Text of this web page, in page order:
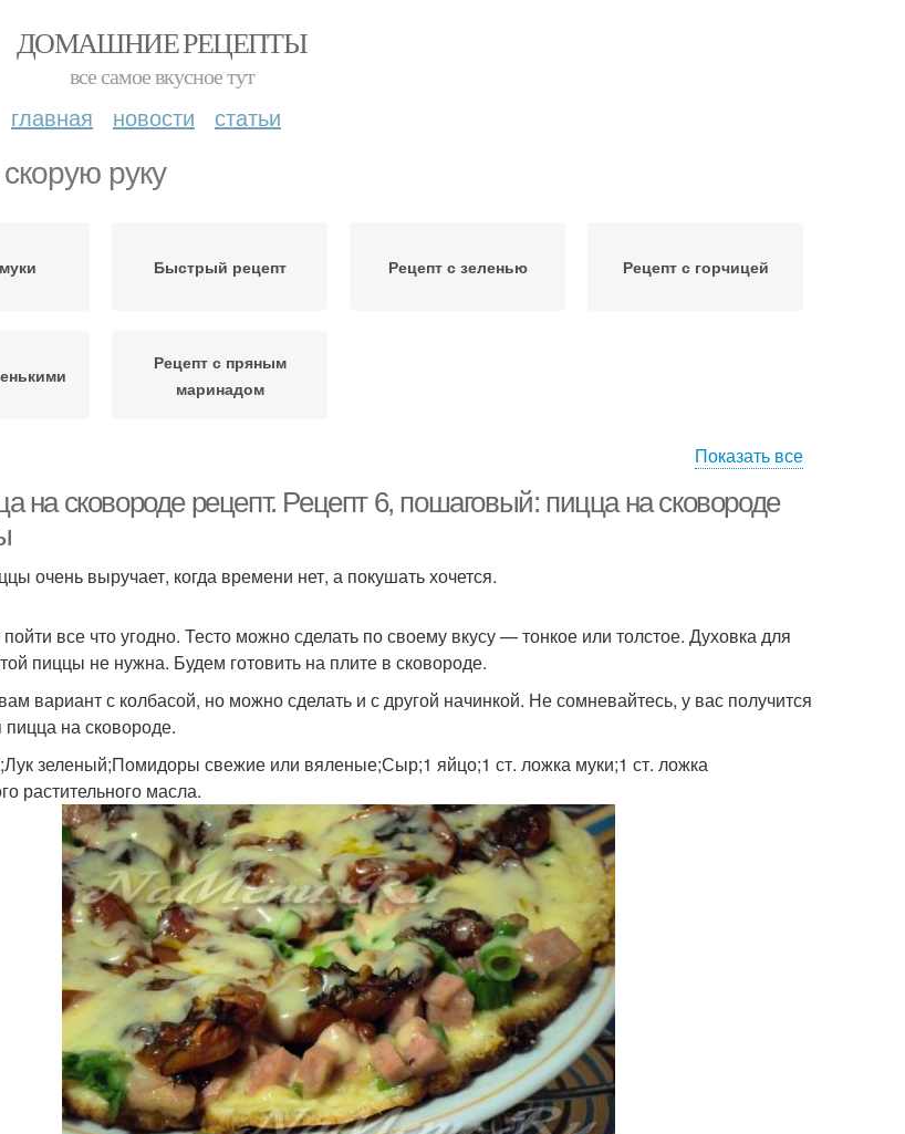
ДОМАШНИЕ РЕЦЕПТЫ
все самое вкусное тут
главная новости статьи
руку
Быстрый рецепт Рецепт с зеленью Рецепт с горчицей
Рецепт с пряным
маринадом
Показать все
на сковороде рецепт. Рецепт 6, пошаговый: пицца на сковороде
очень выручает, когда времени нет, а покушать хочется.
все что угодно. Тесто можно сделать по своему вкусу — тонкое или толстое. Духовка для
пиццы не нужна. Будем готовить на плите в сковороде.
вариант с колбасой, но можно сделать и с другой начинкой. Не сомневайтесь, у вас получится
на сковороде.
зеленый;Помидоры свежие или вяленые;Сыр;1 яйцо;1 ст. ложка муки;1 ст. ложка
растительного масла.